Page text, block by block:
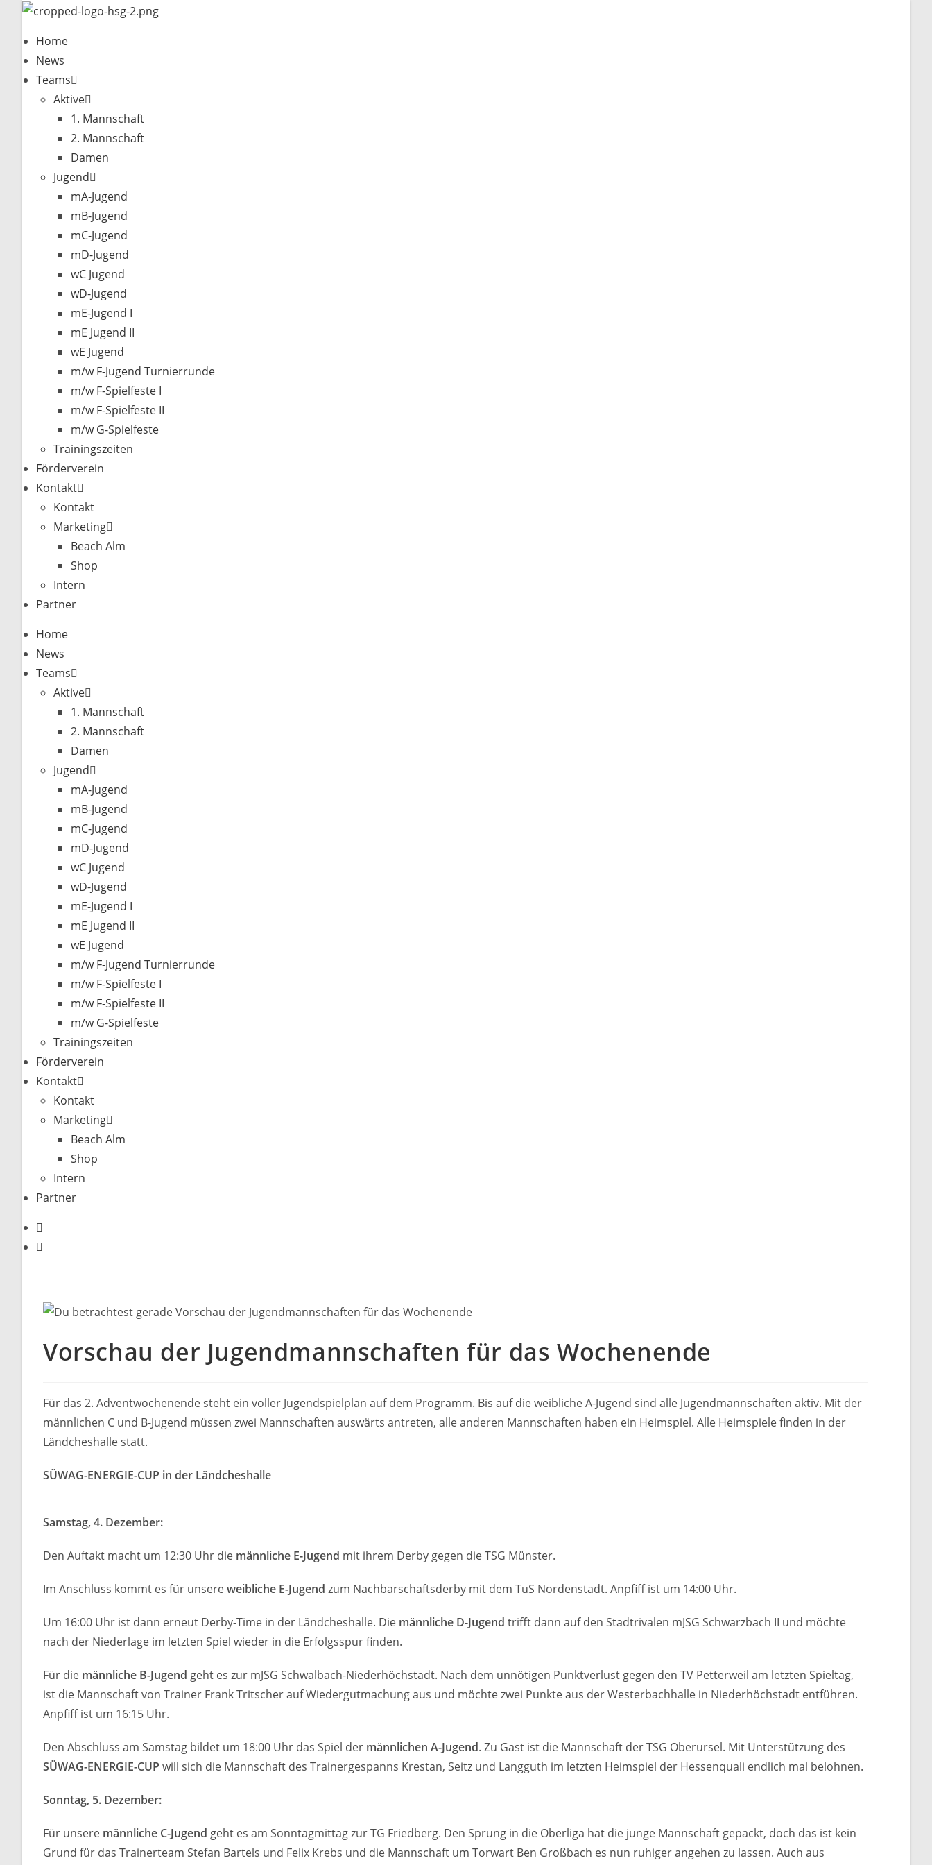
springenHome
News
Teams
Aktive
1. Mannschaft
2. Mannschaft
Damen
Jugend
mA-Jugend
mB-Jugend
mC-Jugend
mD-Jugend
wC Jugend
wD-Jugend
mE-Jugend I
mE Jugend II
wE Jugend
m/w F-Jugend Turnierrunde
m/w F-Spielfeste I
m/w F-Spielfeste II
m/w G-Spielfeste
Trainingszeiten
Förderverein
Kontakt
Kontakt
Marketing
Beach Alm
Shop
Intern
Partner
Home
News
Teams
Aktive
1. Mannschaft
2. Mannschaft
Damen
Jugend
mA-Jugend
mB-Jugend
mC-Jugend
mD-Jugend
wC Jugend
wD-Jugend
mE-Jugend I
mE Jugend II
wE Jugend
m/w F-Jugend Turnierrunde
m/w F-Spielfeste I
m/w F-Spielfeste II
m/w G-Spielfeste
Trainingszeiten
Förderverein
Kontakt
Kontakt
Marketing
Beach Alm
Shop
Intern
Partner
Vorschau der Jugendmannschaften für das Wochenende
Für das 2. Adventwochenende steht ein voller Jugendspielplan auf dem Programm. Bis auf die weibliche A-Jugend sind alle Jugendmannschaften aktiv. Mit der
männlichen C und B-Jugend müssen zwei Mannschaften auswärts antreten, alle anderen Mannschaften haben ein Heimspiel. Alle Heimspiele finden in der
Ländcheshalle statt.
SÜWAG-ENERGIE-CUP in der Ländcheshalle
Samstag, 4. Dezember:
Den Auftakt macht um 12:30 Uhr die männliche E-Jugend mit ihrem Derby gegen die TSG Münster.
Im Anschluss kommt es für unsereweibliche E-Jugend zum Nachbarschaftsderby mit dem TuS Nordenstadt. Anpfiff ist um 14:00 Uhr.
Um 16:00 Uhr ist dann erneut Derby-Time in der Ländcheshalle. Die männliche D-Jugend trifft dann auf den Stadtrivalen mJSG Schwarzbach II und möchte
nach der Niederlage im letzten Spiel wieder in die Erfolgsspur finden.
Für die männliche B-Jugend geht es zur mJSG Schwalbach-Niederhöchstadt. Nach dem unnötigen Punktverlust gegen den TV Petterweil am letzten Spieltag,
ist die Mannschaft von Trainer Frank Tritscher auf Wiedergutmachung aus und möchte zwei Punkte aus der Westerbachhalle in Niederhöchstadt entführen.
Anpfiff ist um 16:15 Uhr.
Den Abschluss am Samstag bildet um 18:00 Uhr das Spiel der männlichen A-Jugend. Zu Gast ist die Mannschaft der TSG Oberursel. Mit Unterstützung des
SÜWAG-ENERGIE-CUP will sich die Mannschaft des Trainergespanns Krestan, Seitz und Langguth im letzten Heimspiel der Hessenquali endlich mal belohnen.
Sonntag, 5. Dezember:
Für unsere männliche C-Jugend geht es am Sonntagmittag zur TG Friedberg. Den Sprung in die Oberliga hat die junge Mannschaft gepackt, doch das ist kein
Grund für das Trainerteam Stefan Bartels und Felix Krebs und die Mannschaft um Torwart Ben Großbach es nun ruhiger angehen zu lassen. Auch aus